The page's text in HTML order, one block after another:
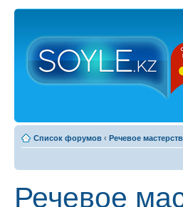
Список форумов ‹ Речевое
Речевое